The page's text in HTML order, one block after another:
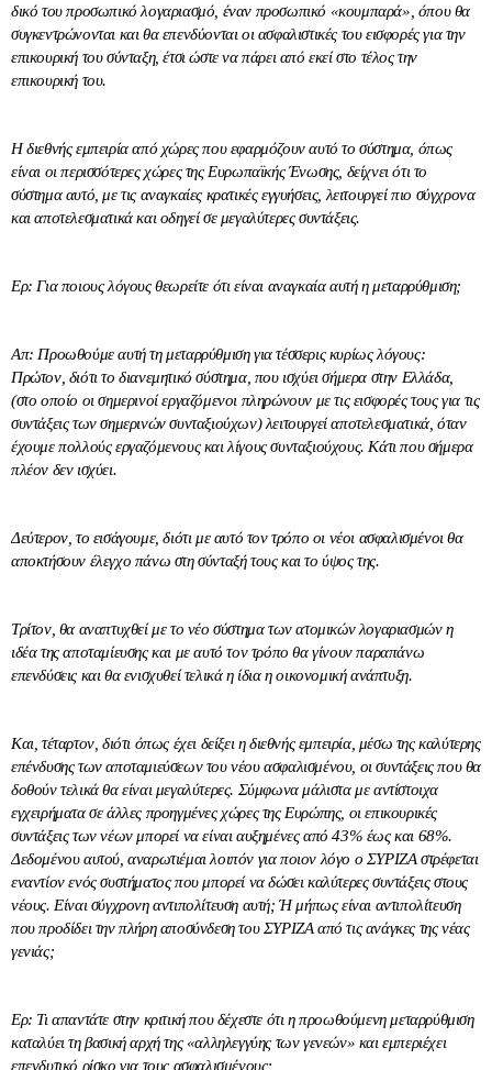
δικό του προσωπικό λογαριασμό, έναν προσωπικό «κουμπαρά», όπου θα
συγκεντρώνονται και θα επενδύονται οι ασφαλιστικές του εισφορές για την
επικουρική του σύνταξη, έτσι ώστε να πάρει από εκεί στο τέλος την
επικουρική του.
Η διεθνής εμπειρία από χώρες που εφαρμόζουν αυτό το σύστημα, όπως
είναι οι περισσότερες χώρες της Ευρωπαϊκής Ένωσης, δείχνει ότι το
σύστημα αυτό, με τις αναγκαίες κρατικές εγγυήσεις, λειτουργεί πιο σύγχρονα
και αποτελεσματικά και οδηγεί σε μεγαλύτερες συντάξεις.
Ερ: Για ποιους λόγους θεωρείτε ότι είναι αναγκαία αυτή η μεταρρύθμιση;
Απ: Προωθούμε αυτή τη μεταρρύθμιση για τέσσερις κυρίως λόγους:
Πρώτον, διότι το διανεμητικό σύστημα, που ισχύει σήμερα στην Ελλάδα,
(στο οποίο οι σημερινοί εργαζόμενοι πληρώνουν με τις εισφορές τους για τις
συντάξεις των σημερινών συνταξιούχων) λειτουργεί αποτελεσματικά, όταν
έχουμε πολλούς εργαζόμενους και λίγους συνταξιούχους. Κάτι που σήμερα
πλέον δεν ισχύει.
Δεύτερον, το εισάγουμε, διότι με αυτό τον τρόπο οι νέοι ασφαλισμένοι θα
αποκτήσουν έλεγχο πάνω στη σύνταξή τους και το ύψος της.
Τρίτον, θα αναπτυχθεί με το νέο σύστημα των ατομικών λογαριασμών η
ιδέα της αποταμίευσης και με αυτό τον τρόπο θα γίνουν παραπάνω
επενδύσεις και θα ενισχυθεί τελικά η ίδια η οικονομική ανάπτυξη.
Και, τέταρτον, διότι όπως έχει δείξει η διεθνής εμπειρία, μέσω της καλύτερης
επένδυσης των αποταμιεύσεων του νέου ασφαλισμένου, οι συντάξεις που θα
δοθούν τελικά θα είναι μεγαλύτερες. Σύμφωνα μάλιστα με αντίστοιχα
εγχειρήματα σε άλλες προηγμένες χώρες της Ευρώπης, οι επικουρικές
συντάξεις των νέων μπορεί να είναι αυξημένες από 43% έως και 68%.
Δεδομένου αυτού, αναρωτιέμαι λοιπόν για ποιον λόγο ο ΣΥΡΙΖΑ στρέφεται
εναντίον ενός συστήματος που μπορεί να δώσει καλύτερες συντάξεις στους
νέους. Είναι σύγχρονη αντιπολίτευση αυτή; Ή μήπως είναι αντιπολίτευση
που προδίδει την πλήρη αποσύνδεση του ΣΥΡΙΖΑ από τις ανάγκες της νέας
γενιάς;
Ερ: Τι απαντάτε στην κριτική που δέχεστε ότι η προωθούμενη μεταρρύθμιση
καταλύει τη βασική αρχή της «αλληλεγγύης των γενεών» και εμπεριέχει
επενδυτικό ρίσκο για τους ασφαλισμένους;